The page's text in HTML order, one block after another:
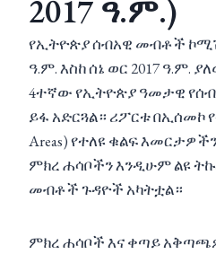
2017 ዓ.ም.)
የኢትዮጵያ ሰብአዊ መብቶች
ዓ.ም. እስከ ሰኔ ወር 2017 ዓ.ም.
4ተኛው የኢትዮጵያ ዓመታዊ
ይፋ አድርጓል። ሪፖርቱ በኢሰመኮ
Areas) የተለዩ ቁልፍ
ምክረ ሐሳቦችን እንዲሁም ልዩ
መብቶች ጉዳዮች አካትቷል።
ምክረ ሐሳቦች እና ቀጣይ